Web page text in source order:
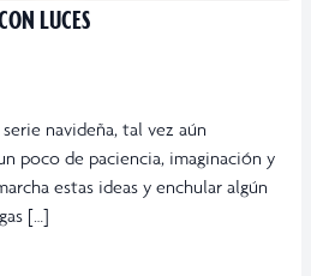
LUCES
navideña, tal vez aún
poco de paciencia, imaginación y
estas ideas y enchular algún
[…]